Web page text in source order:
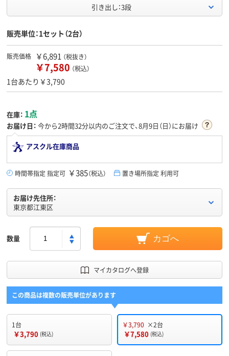
引き出し：3段
販売単位：1セット（2台）
販売価格 ￥6,891 （税抜き）
￥7,580 （税込）
1台あたり￥3,790
在庫： 1点
お届け日： 今から2時間32分以内のご注文で、8月9日（日）にお届け
アスクル在庫商品
時間帯指定 指定可 ￥385（税込） 置き場所指定 利用可
お届け先住所：
東京都江東区
数量 カゴへ
マイカタログへ登録
この商品は複数の販売単位があります
1台
￥3,790 (税込)
￥3,790 ×2台
￥7,580 (税込)